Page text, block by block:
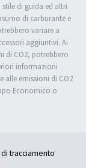
di guida ed altri
di carburante e
variare a
aggiuntivi. Ai
di CO2, potrebbero
informazioni
alle emissioni di CO2
Economico o
tracciamento